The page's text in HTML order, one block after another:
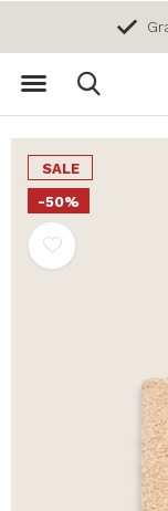
SALE
-50%